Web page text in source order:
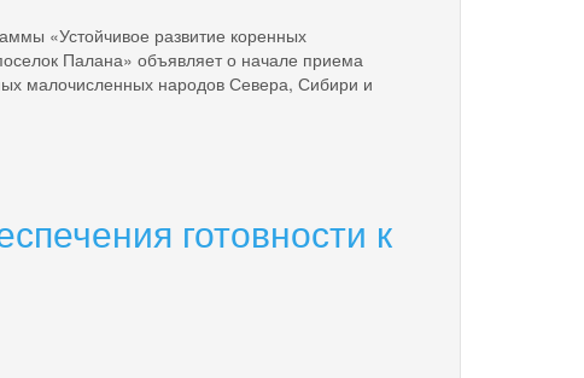
«Устойчивое развитие коренных
Палана» объявляет о начале приема
малочисленных народов Севера, Сибири и
готовности к